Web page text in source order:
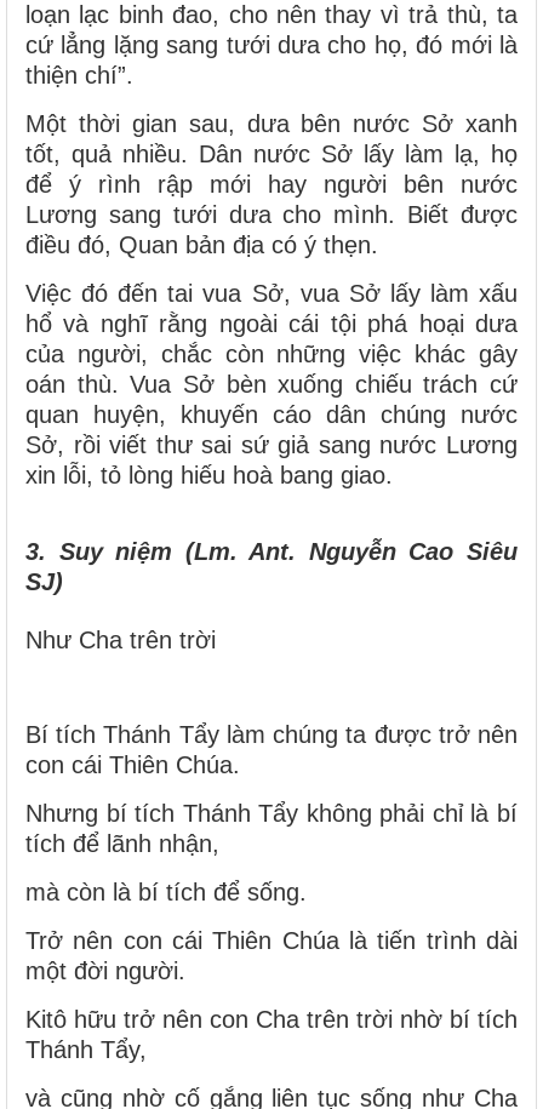
loạn lạc binh đao, cho nên thay vì trả thù, ta
cứ lẳng lặng sang tưới dưa cho họ, đó mới là
thiện chí”.
Một thời gian sau, dưa bên nước Sở xanh
tốt, quả nhiều. Dân nước Sở lấy làm lạ, họ
để ý rình rập mới hay người bên nước
Lương sang tưới dưa cho mình. Biết được
điều đó, Quan bản địa có ý thẹn.
Việc đó đến tai vua Sở, vua Sở lấy làm xấu
hổ và nghĩ rằng ngoài cái tội phá hoại dưa
của người, chắc còn những việc khác gây
oán thù. Vua Sở bèn xuống chiếu trách cứ
quan huyện, khuyến cáo dân chúng nước
Sở, rồi viết thư sai sứ giả sang nước Lương
xin lỗi, tỏ lòng hiếu hoà bang giao.
3. Suy niệm (Lm. Ant. Nguyễn Cao Siêu
SJ)
Như Cha trên trời
Bí tích Thánh Tẩy làm chúng ta được trở nên
con cái Thiên Chúa.
Nhưng bí tích Thánh Tẩy không phải chỉ là bí
tích để lãnh nhận,
mà còn là bí tích để sống.
Trở nên con cái Thiên Chúa là tiến trình dài
một đời người.
Kitô hữu trở nên con Cha trên trời nhờ bí tích
Thánh Tẩy,
và cũng nhờ cố gắng liên tục sống như Cha